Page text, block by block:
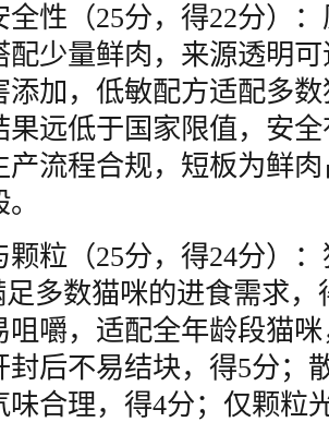
全性（25分，得22分）
配少量鲜肉，来源透明
添加，低敏配方适配多
果远低于国家限值，安
产流程合规，短板为鲜
颗粒（25分，得24分）
足多数猫咪的进食需求
咀嚼，适配全年龄段猫
封后不易结块，得5分；
味合理，得4分；仅颗粒